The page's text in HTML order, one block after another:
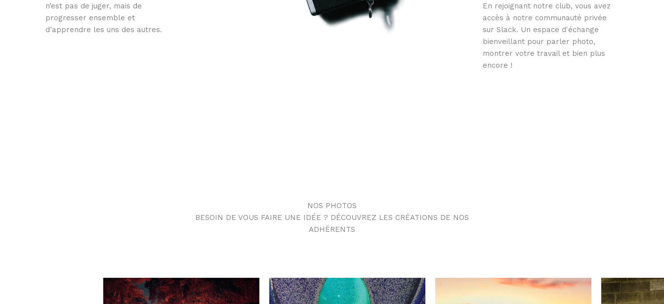
n’est pas de juger, mais de
progresser ensemble et
d’apprendre les uns des autres.
En rejoignant notre club, vous avez
accès à notre communauté privée
sur Slack. Un espace d'échange
bienveillant pour parler photo,
montrer votre travail et bien plus
encore !
NOS PHOTOS
BESOIN DE VOUS FAIRE UNE IDÉE ? DÉCOUVREZ LES CRÉATIONS DE NOS
ADHÉRENTS